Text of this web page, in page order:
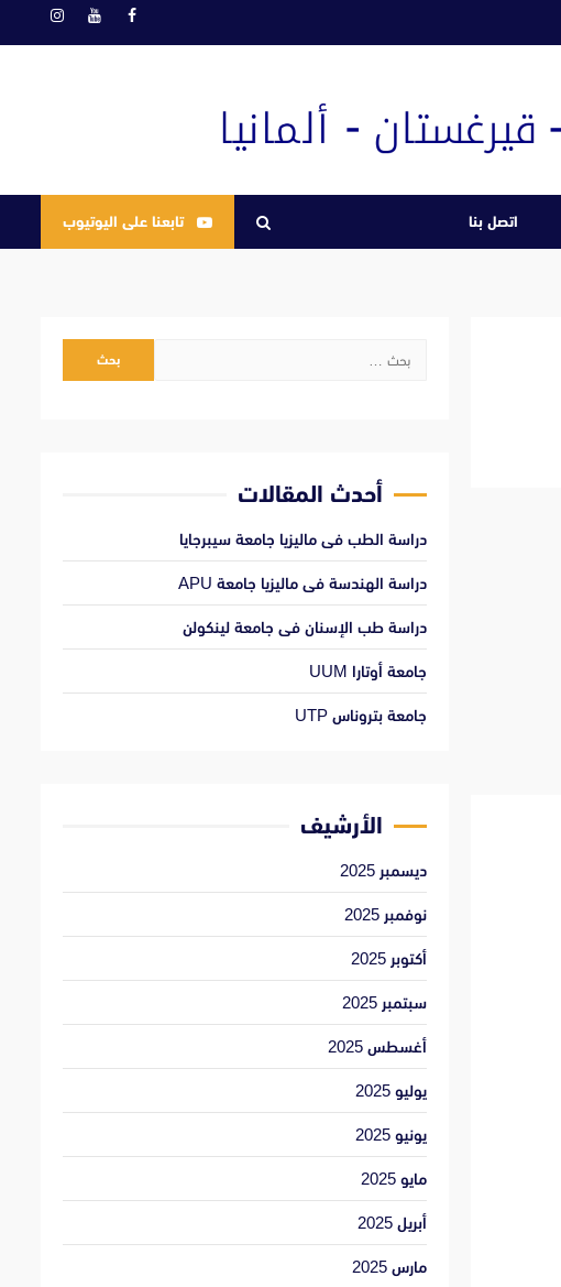
فيسبوكيوتيوب
اتصل بنا تابعنا على اليوتيوب
البحث
أحدث المقالات
دراسة الطب فى ماليزيا جامعة سيبرجايا
دراسة الهندسة فى ماليزيا جامعة APU
دراسة طب الإسنان فى جامعة لينكولن
جامعة أوتارا UUM
جامعة بتروناس UTP
الأرشيف
ديسمبر 2025
نوفمبر 2025
أكتوبر 2025
سبتمبر 2025
أغسطس 2025
يوليو 2025
يونيو 2025
مايو 2025
أبريل 2025
مارس 2025